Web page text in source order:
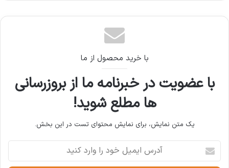
نوشته های مشابه
تحلیل جامع پیامدهای کمبود منابع
آبی بر عملکرد پروژه‌های عمرانی در
مناطق خشک و نیمه‌خشک ایران
20 آوریل 2025
صیدی: ایلان ماسک به ارزش ذاتی
بورس تهران واقف است
18 نوامبر 2024
با خرید محصول از ما
با عضویت در خبرنامه ما از بروزرسانی
ها مطلع شوید!
یک متن نمایش، برای نمایش محتوای تست در این بخش.
آدرس
ایمیل